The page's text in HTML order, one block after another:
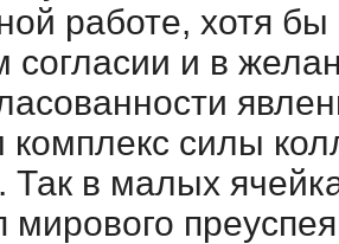
работе, хотя
согласии и в
комплекс силы
Так в малых
мирового